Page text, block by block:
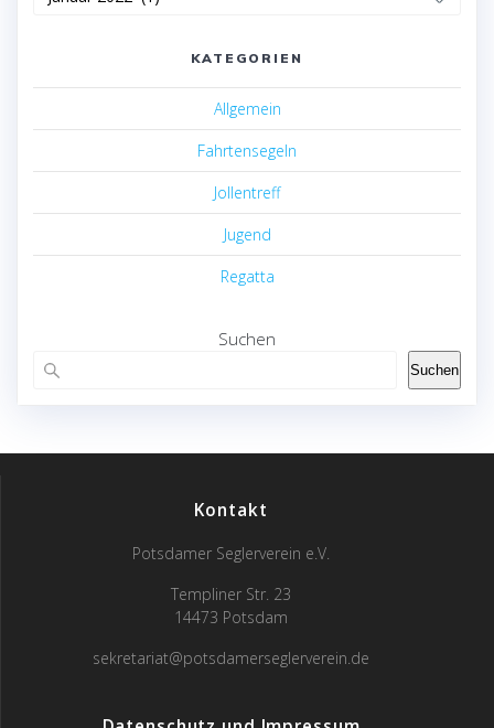
KATEGORIEN
Allgemein
Fahrtensegeln
Jollentreff
Jugend
Regatta
Suchen
Suchen
Kontakt
Potsdamer Seglerverein e.V.
Templiner Str. 23
14473 Potsdam
sekretariat@potsdamerseglerverein.de